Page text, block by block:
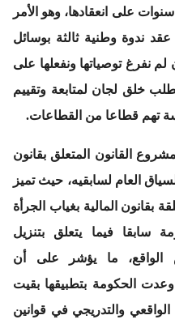
على انعقادها، وهو الأمر
ندوة وطنية ثالثة بوسائل
لم نفرغ توصياتها ونفعلها على
خلق لجان لمتابعة وتقييم
تهم قطاعا من القطاعات.
القانون المتعلق بقانون
يخرج عن السياق العام لسابقيه، حيث تميز
بقانون المالية بغياب الجرأة
فيما يتعلق بتنزيل
الواقع، ما يؤشر على أن
وعدت الحكومة بتطبيقها بقيت
والتدريجي في قوانين